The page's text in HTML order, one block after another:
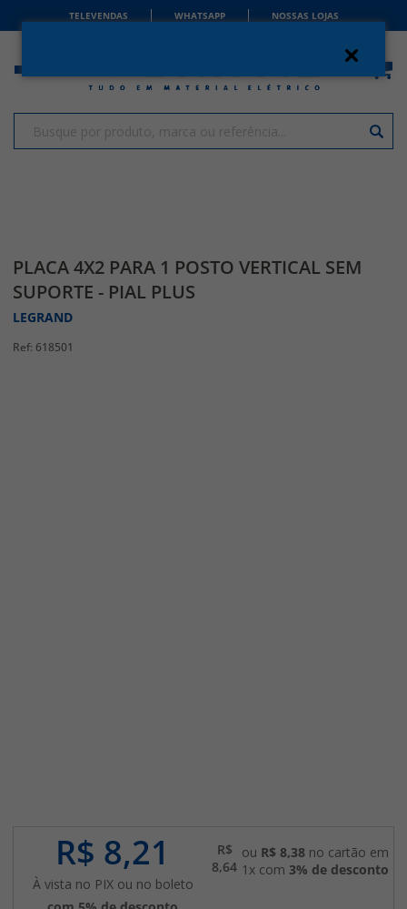
TELEVENDAS WHATSAPP NOSSAS LOJAS
PLACA 4X2 PARA 1 POSTO VERTICAL SEM
SUPORTE - PIAL PLUS
LEGRAND
618501
R$ 8,21
À vista no PIX ou no boleto
R$
8,64
ou R$ 8,38no cartão em
1x com 3% de desconto